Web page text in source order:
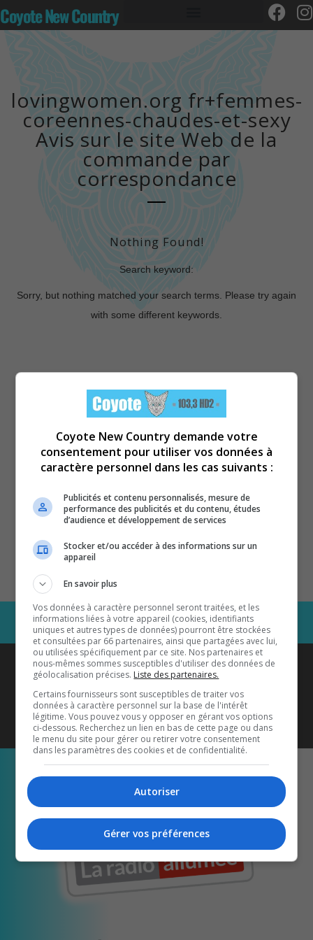
Coyote New Country
lovingwomen.org fr+femmes-
coreennes-chaudes-et-sexy
Avis sur le site Web de la
commande par
correspondance
Nothing Found!
Search keyword:
Sorry, but nothing matched your search terms. Please try again
with some different keywords.
Coyote New Countryest diffusé
également sur1033 HD2
Écoutez-nous aussi sur…
Coyote New Country demande votre
consentement pour utiliser vos données à
caractère personnel dans les cas suivants :
Publicités et contenu personnalisés, mesure de
performance des publicités et du contenu, études
d’audience et développement de services
Stocker et/ou accéder à des informations sur un
appareil
En savoir plus
Vos données à caractère personnel seront traitées, et les
informations liées à votre appareil (cookies, identifiants
uniques et autres types de données) pourront être stockées
et consultées par 66 partenaires, ainsi que partagées avec lui,
ou utilisées spécifiquement par ce site. Nos partenaires et
nous-mêmes sommes susceptibles d'utiliser des données de
géolocalisation précises. Liste des partenaires.
Certains fournisseurs sont susceptibles de traiter vos
données à caractère personnel sur la base de l'intérêt
légitime. Vous pouvez vous y opposer en gérant vos options
ci-dessous. Recherchez un lien en bas de cette page ou dans
le menu du site pour gérer ou retirer votre consentement
dans les paramètres des cookies et de confidentialité.
Autoriser
Gérer vos préférences